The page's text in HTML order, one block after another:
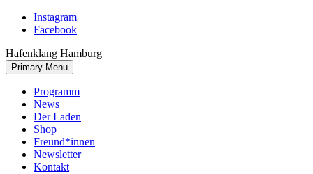
Skip
Instagram
Facebook
Hafenklang Hamburg
Primary Menu
Programm
News
Der Laden
Shop
Freund*innen
Newsletter
Kontakt